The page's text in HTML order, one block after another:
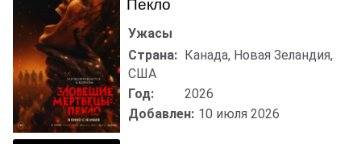
Пекло
Ужасы
Страна: Канада, Новая Зеландия,
США
Год:
2026
Добавлен: 10 июля 2026